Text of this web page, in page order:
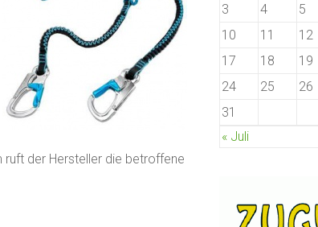
ruft der Hersteller die betroffene
3
4 5
10
11 12
17
18 19
24
25 26
31
« Juli